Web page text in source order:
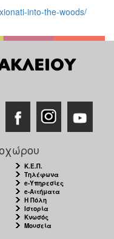
into-the-woods/
Κ.Ε.Π.
Τηλέφωνα
e-Υπηρεσίες
e-Αιτήματα
Η Πόλη
Ιστορία
Κνωσός
Μουσεία